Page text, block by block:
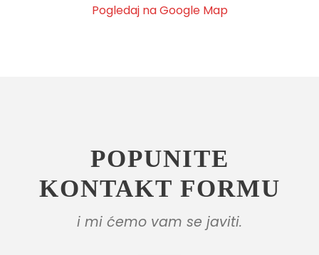
Pogledaj na Google Map
POPUNITE
KONTAKT FORMU
i mi ćemo vam se javiti.